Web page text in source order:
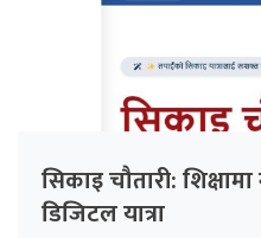
सिकाइ चौतारी:
डिजिटल यात्रा